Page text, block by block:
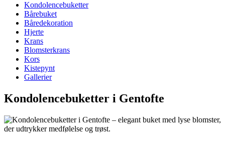
Kondolencebuketter
Bårebuket
Båredekoration
Hjerte
Krans
Blomsterkrans
Kors
Kistepynt
Gallerier
Kondolencebuketter i Gentofte